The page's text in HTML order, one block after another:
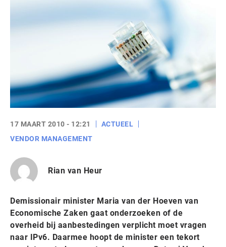
17 MAART 2010 - 12:21
ACTUEEL
VENDOR MANAGEMENT
Rian van Heur
Demissionair minister Maria van der Hoeven van
Economische Zaken gaat onderzoeken of de
overheid bij aanbestedingen verplicht moet vragen
naar IPv6. Daarmee hoopt de minister een tekort